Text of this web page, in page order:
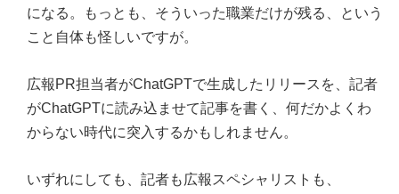
になる。もっとも、そういった職業だけが残る、という
こと自体も怪しいですが。
広報PR担当者がChatGPTで生成したリリースを、記者
がChatGPTに読み込ませて記事を書く、何だかよくわ
からない時代に突入するかもしれません。
いずれにしても、記者も広報スペシャリストも、